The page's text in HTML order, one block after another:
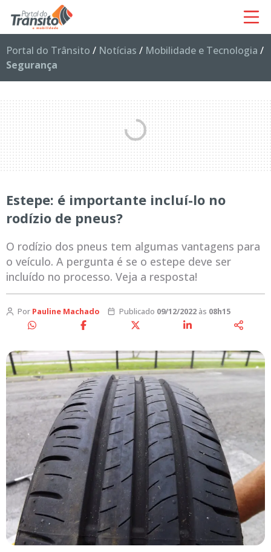
Portal do Trânsito / Notícias / Mobilidade e Tecnologia /
Segurança
Estepe: é importante incluí-lo no
rodízio de pneus?
O rodízio dos pneus tem algumas vantagens para
o veículo. A pergunta é se o estepe deve ser
incluído no processo. Veja a resposta!
Por Pauline Machado Publicado 09/12/2022às 08h15